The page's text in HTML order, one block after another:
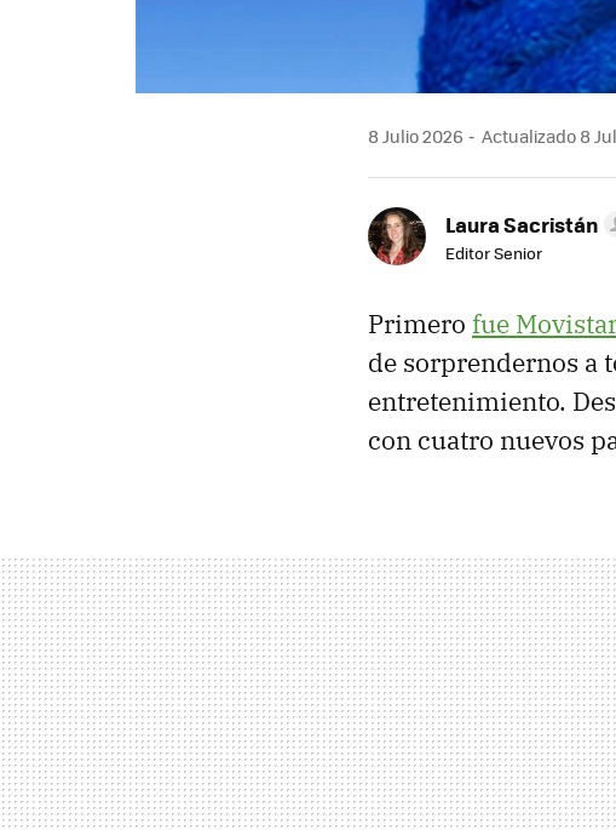
8 Julio 2026 Actualizado 8
Laura Sacristán
Editor Senior
Primero fue
de sorprendernos a
entretenimiento.
con cuatro nuevos